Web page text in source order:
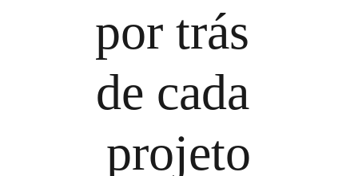
por trás
de cada
projeto